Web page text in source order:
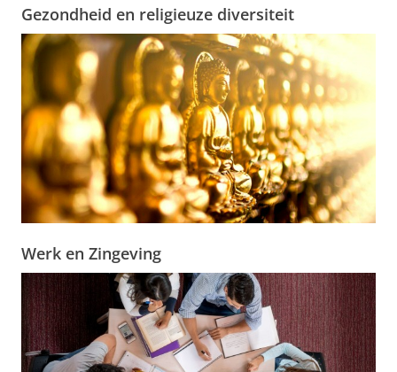
Gezondheid en religieuze diversiteit
Werk en Zingeving